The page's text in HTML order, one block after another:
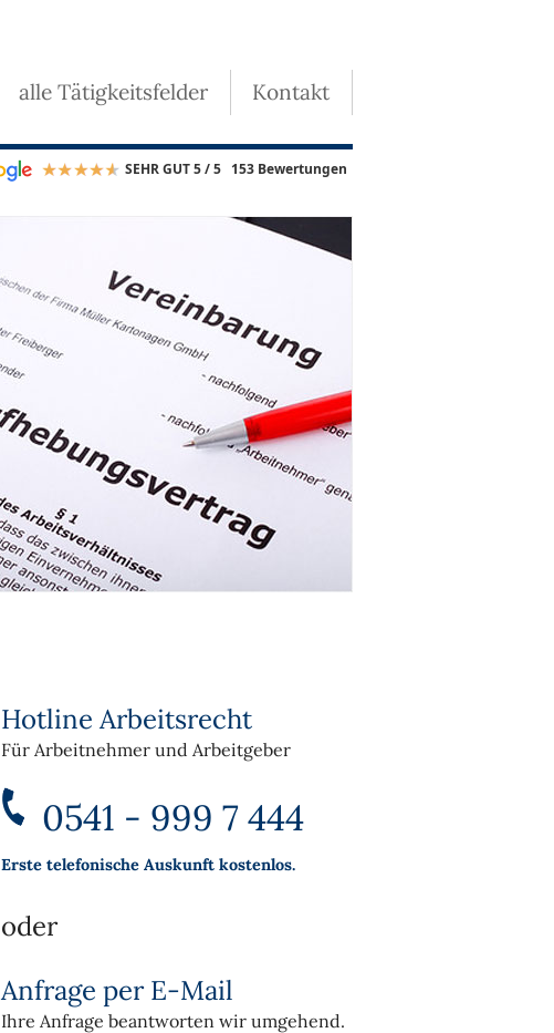
alle Tätigkeitsfelder Kontakt
SEHR GUT 5 / 5 153 Bewertungen
Hotline Arbeitsrecht
Für Arbeitnehmer und Arbeitgeber
0541 - 999 7 444
Erste telefonische Auskunft kostenlos.
oder
Anfrage per E-Mail
Ihre Anfrage beantworten wir umgehend.